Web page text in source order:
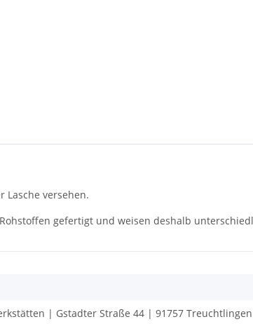
Lasche versehen.
gefertigt und weisen deshalb
| Gstadter Straße 44 | 91757